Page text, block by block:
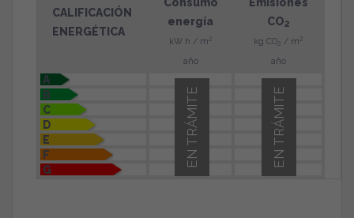
CALIFICACIÓN
ENERGÉTICA
energía
kW h / m2
año
CO2
kg CO2 / m2
año
A
B
C
D
E
F
G
EN TRÁMITE
EN TRÁMITE